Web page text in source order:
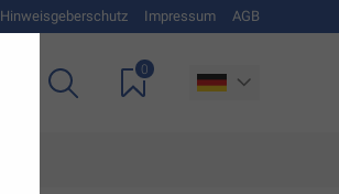
Hinweisgeberschutz Impressum AGB
0